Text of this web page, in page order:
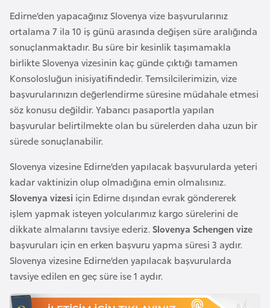
Edirne’den yapacağınız Slovenya vize başvurularınız
ortalama 7 ila 10 iş günü arasında değişen süre aralığında
sonuçlanmaktadır. Bu süre bir kesinlik taşımamakla
birlikte Slovenya vizesinin kaç günde çıktığı tamamen
Konsolosluğun inisiyatifindedir. Temsilcilerimizin, vize
başvurularınızın değerlendirme süresine müdahale etmesi
söz konusu değildir. Yabancı pasaportla yapılan
başvurular belirtilmekte olan bu sürelerden daha uzun bir
sürede sonuçlanabilir.
Slovenya vizesine Edirne’den yapılacak başvurularda yeteri
kadar vaktinizin olup olmadığına emin olmalısınız.
Slovenya vizesi için Edirne dışından evrak göndererek
işlem yapmak isteyen yolcularımız kargo sürelerini de
dikkate almalarını tavsiye ederiz. Slovenya Schengen vize
başvuruları için en erken başvuru yapma süresi 3 aydır.
Slovenya vizesine Edirne’den yapılacak başvurularda
tavsiye edilen en geç süre ise 1 aydır.
u
a
a
s
o
Ç
a
d
Ç